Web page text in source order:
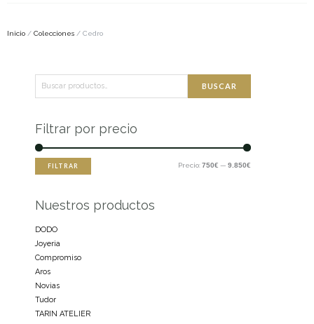
Inicio / Colecciones / Cedro
por:
BUSCAR
Filtrar por precio
FILTRAR Precio: 750€ — 9.850€
Nuestros productos
DODO
Joyeria
Compromiso
Aros
Novias
Tudor
TARIN ATELIER